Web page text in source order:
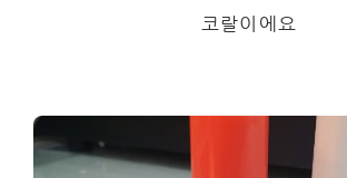
코랄이에요